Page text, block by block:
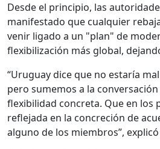
Desde el principio, las
manifestado que cualquier
venir ligado a un "plan" de
flexibilización más global,
“Uruguay dice que no estaría
pero sumemos a la
flexibilidad concreta. Que en los
reflejada en la concreción de
alguno de los miembros”,